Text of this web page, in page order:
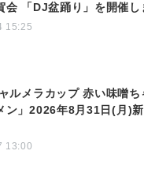
会 「DJ盆踊り」を開催し
15:25
ルメラカップ 赤い味噌ち
ン」2026年8月31日(月)
13:00